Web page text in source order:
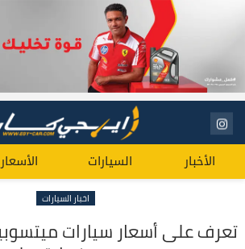
الأخبار السيارات الأسعار
اخبار السيارات